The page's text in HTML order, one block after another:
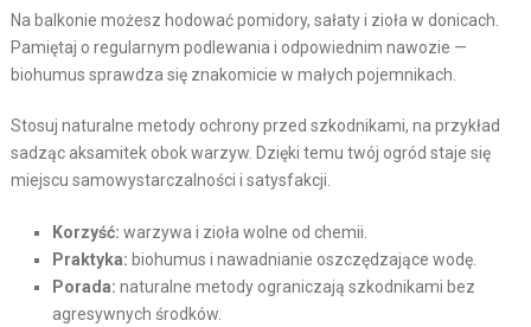
Na balkonie możesz hodować pomidory, sałaty i zioła w donicach.
Pamiętaj o regularnym podlewania i odpowiednim nawozie —
biohumus sprawdza się znakomicie w małych pojemnikach.
Stosuj naturalne metody ochrony przed szkodnikami, na przykład
sadząc aksamitek obok warzyw. Dzięki temu twój ogród staje się
miejscu samowystarczalności i satysfakcji.
Korzyść: warzywa i zioła wolne od chemii.
Praktyka: biohumus i nawadnianie oszczędzające wodę.
Porada: naturalne metody ograniczają szkodnikami bez
agresywnych środków.